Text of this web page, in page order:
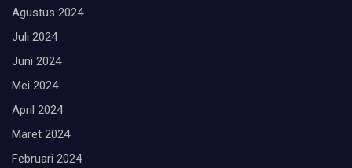
Agustus 2024
Juli 2024
Juni 2024
Mei 2024
April 2024
Maret 2024
Februari 2024